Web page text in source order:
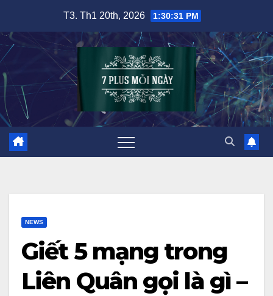
content
T3. Th1 20th, 2026 1:30:32 PM
NEWS
Giết 5 mạng trong
Liên Quân gọi là gì –